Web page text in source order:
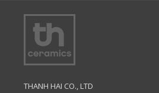
THANH HAI CO., LTD